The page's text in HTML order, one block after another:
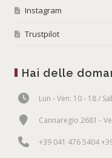
Instagram
Trustpilot
Hai delle
Lun - Ven: 10 - 18 /
Cannaregio 2681 -
+39 041 476 5404